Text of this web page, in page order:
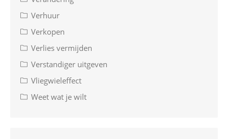
Verhuur
Verkopen
Verlies vermijden
Verstandiger uitgeven
Vliegwieleffect
Weet wat je wilt